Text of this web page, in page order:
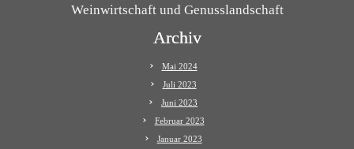
Weinwirtschaft und Genusslandschaft
Archiv
Mai 2024
Juli 2023
Juni 2023
Februar 2023
Januar 2023